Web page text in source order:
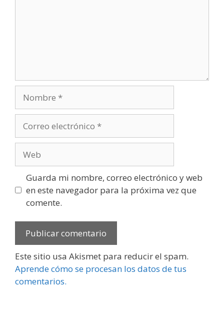
electrónico
Guarda mi nombre, correo electrónico y web
en este navegador para la próxima vez que
comente.
Este sitio usa Akismet para reducir el spam.
Aprende cómo se procesan los datos de tus
comentarios.